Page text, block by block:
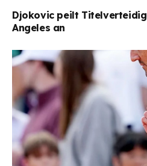
Djokovic peilt
Angeles an